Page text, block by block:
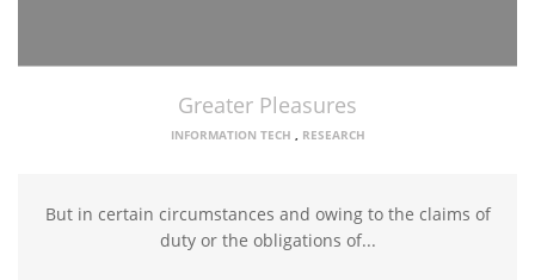
Greater Pleasures
INFORMATION TECH , RESEARCH
But in certain circumstances and owing to the claims of
duty or the obligations of...